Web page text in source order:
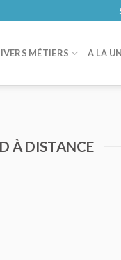
MÉTIERS A LA
À DISTANCE